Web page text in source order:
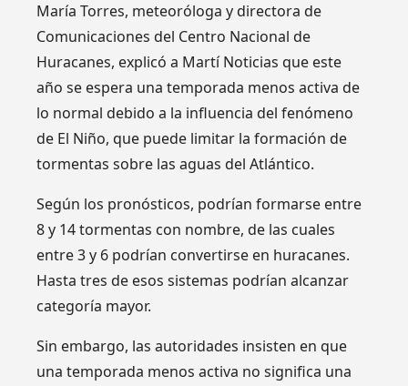
María Torres, meteoróloga y directora de
Comunicaciones del Centro Nacional de
Huracanes, explicó a Martí Noticias que este
año se espera una temporada menos activa de
lo normal debido a la influencia del fenómeno
de El Niño, que puede limitar la formación de
tormentas sobre las aguas del Atlántico.
Según los pronósticos, podrían formarse entre
8 y 14 tormentas con nombre, de las cuales
entre 3 y 6 podrían convertirse en huracanes.
Hasta tres de esos sistemas podrían alcanzar
categoría mayor.
Sin embargo, las autoridades insisten en que
una temporada menos activa no significa una